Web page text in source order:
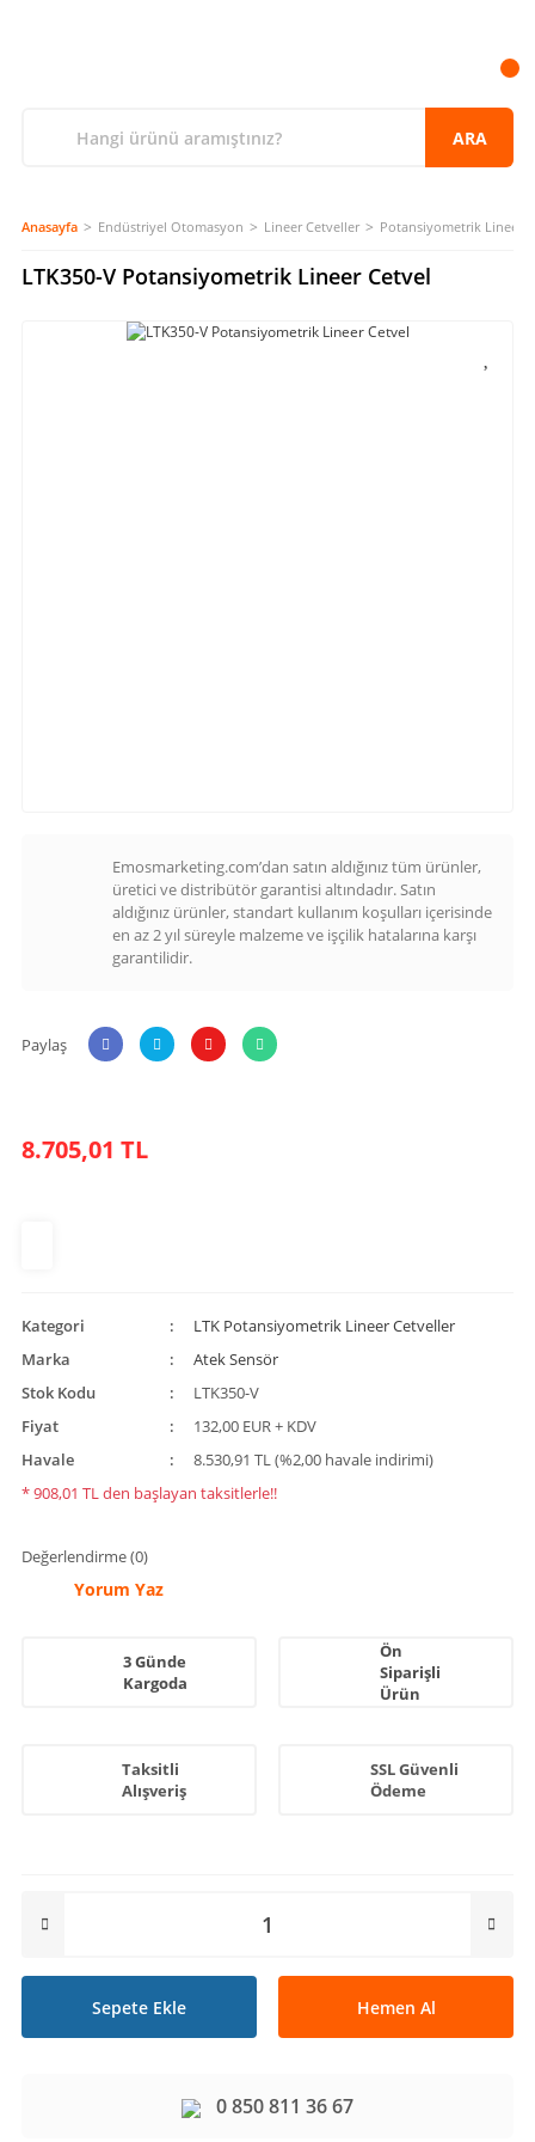
ARA
Anasayfa Endüstriyel Otomasyon Lineer Cetveller Potansiyometrik Lineer
LTK350-V Potansiyometrik Lineer Cetvel
Emosmarketing.com’dan satın aldığınız tüm ürünler,
üretici ve distribütör garantisi altındadır. Satın
aldığınız ürünler, standart kullanım koşulları içerisinde
en az 2 yıl süreyle malzeme ve işçilik hatalarına karşı
garantilidir.
Paylaş
8.705,01 TL
Kategori
LTK Potansiyometrik Lineer Cetveller
Marka
Atek Sensör
Stok Kodu
LTK350-V
Fiyat
132,00 EUR + KDV
Havale
8.530,91 TL (%2,00 havale indirimi)
* 908,01 TL den başlayan taksitlerle!!
Değerlendirme (0)
Yorum Yaz
3 Günde
Kargoda
Ön
Siparişli
Ürün
Taksitli
Alışveriş
SSL Güvenli
Ödeme
Sepete Ekle Hemen Al
0 850 811 36 67